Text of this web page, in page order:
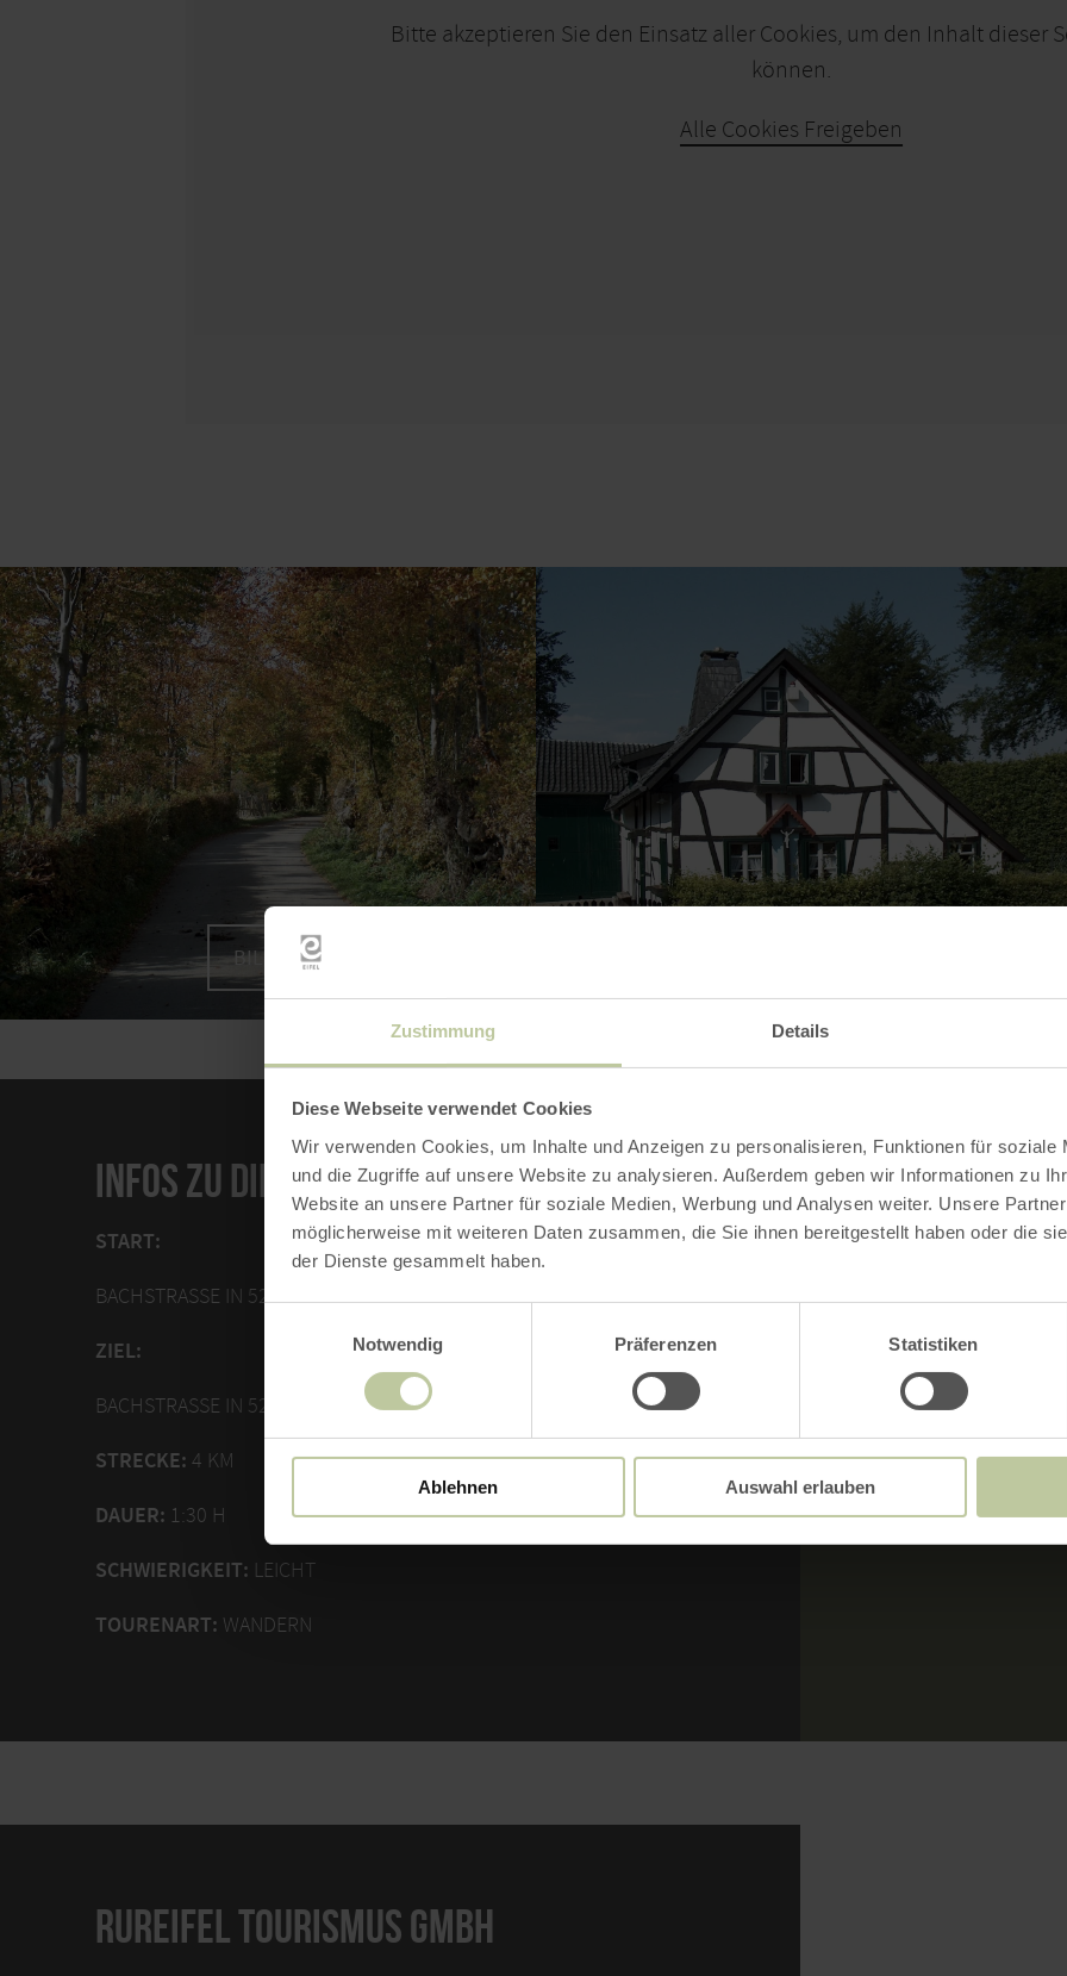
Zustimmung Details
Diese Webseite verwendet Cookies
Wir verwenden Cookies, um Inhalte und Anzeigen zu personalisieren, Funktionen für soziale
und die Zugriffe auf unsere Website zu analysieren. Außerdem geben wir Informationen zu
Website an unsere Partner für soziale Medien, Werbung und Analysen weiter. Unsere
möglicherweise mit weiteren Daten zusammen, die Sie ihnen bereitgestellt haben oder die
der Dienste gesammelt haben.
Notwendig
Präferenzen Statistiken
Ablehnen Auswahl erlauben
Bitte akzeptieren Sie den Einsatz aller Cookies, um den Inhalt dieser
können.
Alle Cookies Freigeben
BILD VERGRÖSSERN
INFOS ZU DIESER ROUTE
START:
BACHSTRASSE IN 52152 SIMMERATH-EICHERSCHEID
ZIEL:
BACHSTRASSE IN 52152 SIMMERATH-EICHERSCHEID
STRECKE: 4 KM
DAUER: 1:30 H
SCHWIERIGKEIT: LEICHT
TOURENART: WANDERN
MERKMALE:
RUNDTOUR
RUREIFEL TOURISMUS GMBH